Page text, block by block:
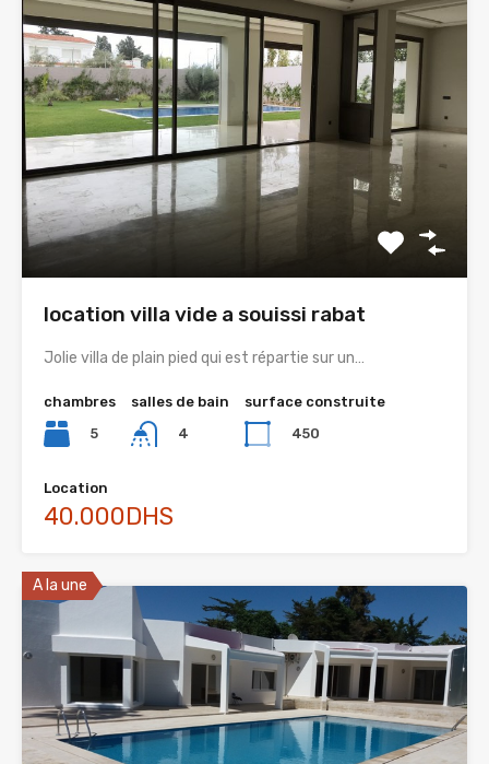
location villa vide a souissi rabat
Jolie villa de plain pied qui est répartie sur un…
chambres
5
salles de bain
4
surface construite
450
Location
40.000DHS
A la une